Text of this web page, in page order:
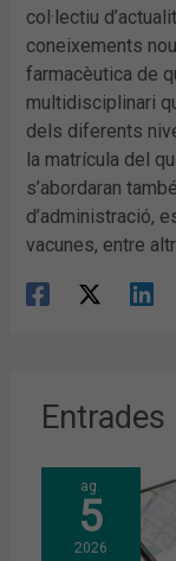
col·lectiu
coneixements
farmacèutica de
multidisciplinari
dels diferents
la matrícula del
s’abordaran
d’administració,
vacunes, entre
ag.
5
2026